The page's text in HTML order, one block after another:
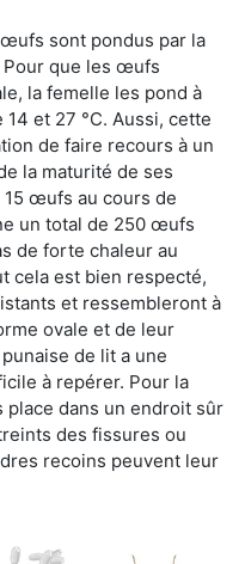
sont pondus par la
Pour que les œufs
la femelle les pond à
et 27 °C. Aussi, cette
de faire recours à un
la maturité de ses
œufs au cours de
un total de 250 œufs
de forte chaleur au
cela est bien respecté,
et ressembleront à
ovale et de leur
de lit a une
à repérer. Pour la
dans un endroit sûr
des fissures ou
recoins peuvent leur